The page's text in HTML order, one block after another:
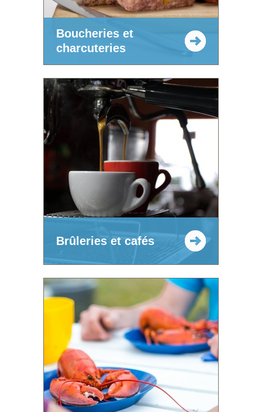
Boucheries et
charcuteries
Brûleries et cafés